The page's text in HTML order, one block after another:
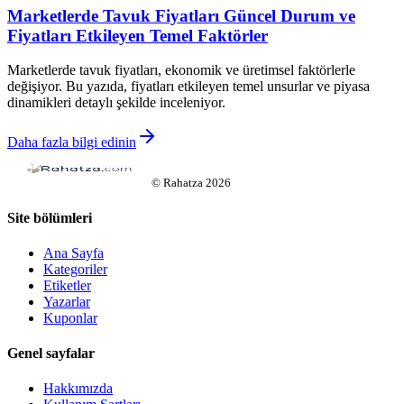
Marketlerde Tavuk Fiyatları Güncel Durum ve
Fiyatları Etkileyen Temel Faktörler
Marketlerde tavuk fiyatları, ekonomik ve üretimsel faktörlerle
değişiyor. Bu yazıda, fiyatları etkileyen temel unsurlar ve piyasa
dinamikleri detaylı şekilde inceleniyor.
Daha fazla bilgi edinin
© Rahatza 2026
Site bölümleri
Ana Sayfa
Kategoriler
Etiketler
Yazarlar
Kuponlar
Genel sayfalar
Hakkımızda